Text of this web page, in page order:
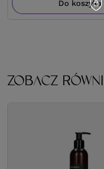
Do koszyka
ZOBACZ